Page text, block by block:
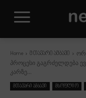
Home მთავარი ამბავი
პროცესი გაგრძელდება
კარზე...
მთავარი ამბავი მსოფლიო